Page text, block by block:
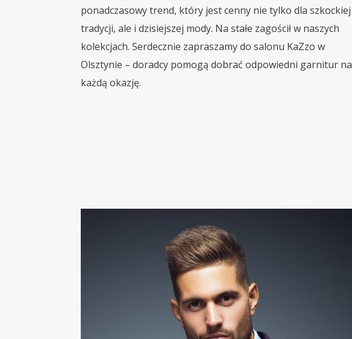
ponadczasowy trend, który jest cenny nie tylko dla szkockiej
tradycji, ale i dzisiejszej mody. Na stałe zagościł w naszych
kolekcjach. Serdecznie zapraszamy do salonu KaZzo w
Olsztynie – doradcy pomogą dobrać odpowiedni garnitur na
każdą okazję.